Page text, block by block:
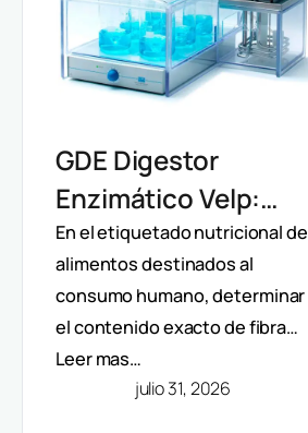
GDE Digestor
Enzimático Velp:
Incubación
Controlada Para
Fibra Dietética
(AOAC)
En el etiquetado nutricional de
alimentos destinados al
consumo humano, determinar
el contenido exacto de fibra…
Leer mas…
julio 31, 2026